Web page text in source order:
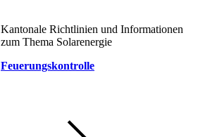
Kantonale Richtlinien und Informationen
zum Thema Solarenergie
Feuerungskontrolle